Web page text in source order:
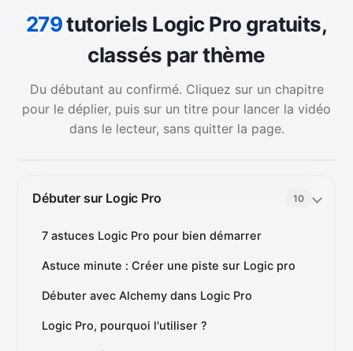
279tutoriels Logic Pro gratuits,
classés par thème
Du débutant au confirmé. Cliquez sur un chapitre
pour le déplier, puis sur un titre pour lancer la vidéo
dans le lecteur, sans quitter la page.
Débuter sur Logic Pro 10
7 astuces Logic Pro pour bien démarrer
Astuce minute : Créer une piste sur Logic pro
Débuter avec Alchemy dans Logic Pro
Logic Pro, pourquoi l'utiliser ?